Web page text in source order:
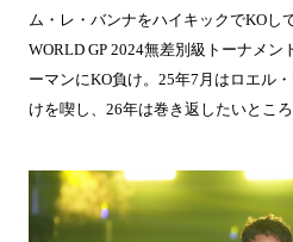
ム・レ・バンナをハイキックでKOし
WORLD GP 2024無差別級トーナメ
ーマンにKO負け。25年7月はロエル
けを喫し、26年は巻き返したいとこ